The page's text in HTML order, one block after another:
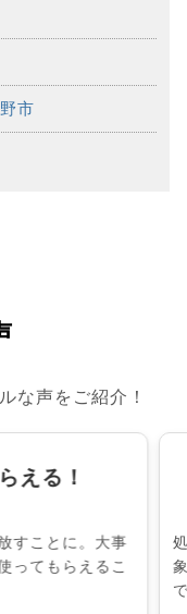
市
な声をご紹介！
える！
すことに。大事
ってもらえるこ